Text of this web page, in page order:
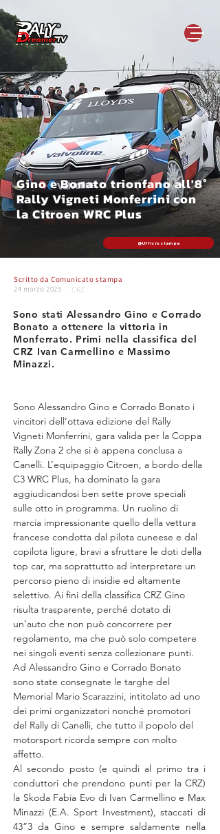
Gino e Bonato trionfano all'8°
Rally Vigneti Monferrini con
la Citroen WRC Plus
@Ufficio stampa
Scritto daComunicato stampa
24 marzo 2025
CRZ
Sono stati Alessandro Gino e Corrado
Bonato a ottenere la vittoria in
Monferrato. Primi nella classifica del
CRZ Ivan Carmellino e Massimo
Minazzi.
Sono Alessandro Gino e Corrado Bonato i
vincitori dell’ottava edizione del Rally
Vigneti Monferrini, gara valida per la Coppa
Rally Zona 2 che si è appena conclusa a
Canelli. L’equipaggio Citroen, a bordo della
C3 WRC Plus, ha dominato la gara
aggiudicandosi ben sette prove speciali
sulle otto in programma. Un ruolino di
marcia impressionante quello della vettura
francese condotta dal pilota cuneese e dal
copilota ligure, bravi a sfruttare le doti della
top car, ma soprattutto ad interpretare un
percorso pieno di insidie ed altamente
selettivo. Ai fini della classifica CRZ Gino
risulta trasparente, perché dotato di
un’auto che non può concorrere per
regolamento, ma che può solo competere
nei singoli eventi senza collezionare punti.
Ad Alessandro Gino e Corrado Bonato
sono state consegnate le targhe del
Memorial Mario Scarazzini, intitolato ad uno
dei primi organizzatori nonché promotori
del Rally di Canelli, che tutto il popolo del
motorsport ricorda sempre con molto
affetto.
Al secondo posto (e quindi al primo tra i
conduttori che prendono punti per la CRZ)
la Skoda Fabia Evo di Ivan Carmellino e Max
Minazzi (E.A. Sport Investment), staccati di
43”3 da Gino e sempre saldamente nella